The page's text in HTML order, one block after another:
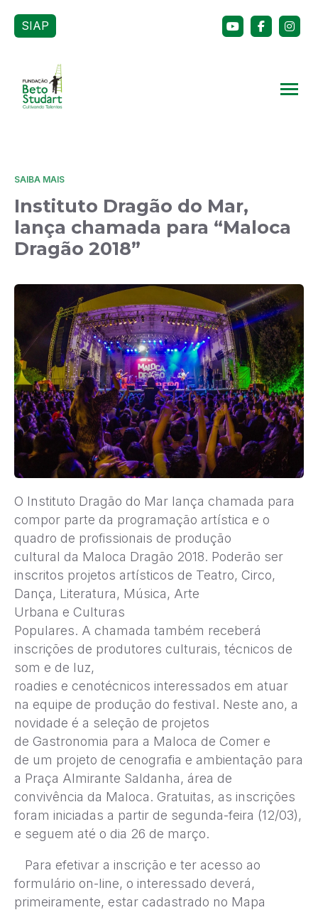
SIAP
SAIBA MAIS
Instituto Dragão do Mar,
lança chamada para “Maloca
Dragão 2018”
O Instituto Dragão do Mar lança chamada para
compor parte da programação artística e o
quadro de profissionais de produção
cultural da Maloca Dragão 2018. Poderão ser
inscritos projetos artísticos de Teatro, Circo,
Dança, Literatura, Música, Arte
Urbana e Culturas
Populares. A chamada também receberá
inscrições de produtores culturais, técnicos de
som e de luz,
roadies e cenotécnicos interessados em atuar
na equipe de produção do festival. Neste ano, a
novidade é a seleção de projetos
de Gastronomia para a Maloca de Comer e
de um projeto de cenografia e ambientação para
a Praça Almirante Saldanha, área de
convivência da Maloca. Gratuitas, as inscrições
foram iniciadas a partir de segunda-feira (12/03),
e seguem até o dia 26 de março.
Para efetivar a inscrição e ter acesso ao
formulário on-line, o interessado deverá,
primeiramente, estar cadastrado no Mapa